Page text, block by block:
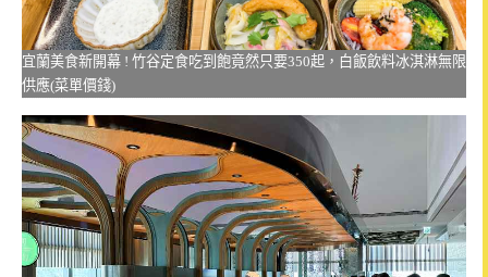
宜蘭美食新開幕 ! 竹谷定食吃到飽竟然只要350起，白飯飲料冰淇淋無限
供應(菜單價錢)